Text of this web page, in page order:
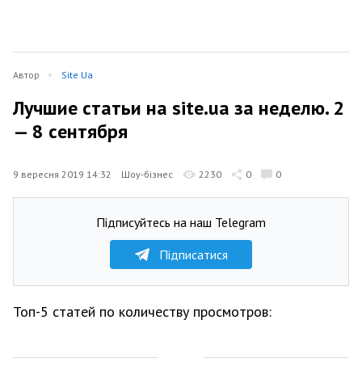
Автор Site Ua
Лучшие статьи на site.ua за неделю. 2
— 8 сентября
9 вересня 2019 14:32 Шоу-бізнес 2230 0 0
Підписуйтесь на наш Telegram
Підписатися
Топ-5 статей по количеству просмотров: